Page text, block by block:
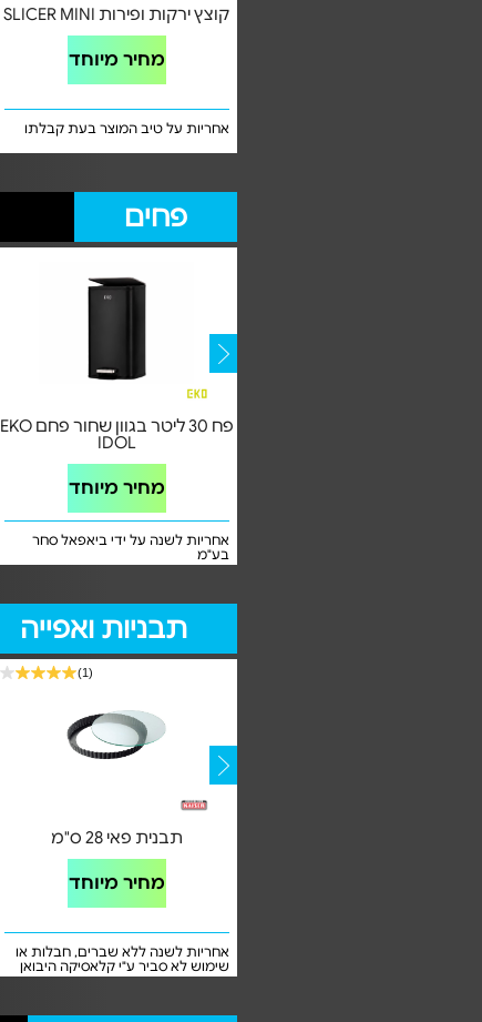
קוצץ ירקות ופירות SLICER MINI
מחיר מיוחד
אחריות על טיב המוצר בעת קבלתו
פחים
פח 30 ליטר בגוון שחור פחם EKO
IDOL
מחיר מיוחד
אחריות לשנה על ידי ביאפאל סחר
בע"מ
תבניות ואפייה
(1)
תבנית פאי 28 ס"מ
מחיר מיוחד
אחריות לשנה ללא שברים, חבלות או
שימוש לא סביר ע"י קלאסיקה היבואן
הרשמי